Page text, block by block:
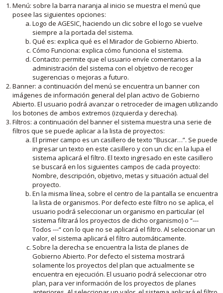
Menú: sobre la barra naranja al inicio se muestra el menú que
posee las siguientes opciones:
Logo de AGESIC, haciendo un clic sobre el logo se vuelve
siempre a la portada del sistema.
Qué es: explica qué es el Mirador de Gobierno Abierto.
Cómo Funciona: explica cómo funciona el sistema.
Contacto: permite que el usuario envíe comentarios a la
administración del sistema con el objetivo de recoger
sugerencias o mejoras a futuro.
Banner: a continuación del menú se encuentra un banner con
imágenes de información general del plan activo de Gobierno
Abierto. El usuario podrá avanzar o retroceder de imagen utilizando
los botones de ambos extremos (izquierda y derecha).
Filtros: a continuación del banner el sistema muestra una serie de
filtros que se puede aplicar a la lista de proyectos:
El primer campo es un casillero de texto “Buscar…”. Se puede
ingresar un texto en este casillero y con un clic en la lupa el
sistema aplicará el filtro. El texto ingresado en este casillero
se buscará en los siguientes campos de cada proyecto:
Nombre, descripción, objetivo, metas y situación actual del
proyecto.
En la misma línea, sobre el centro de la pantalla se encuentra
la lista de organismos. Por defecto este filtro no se aplica, el
usuario podrá seleccionar un organismo en particular (el
sistema filtrará los proyectos de dicho organismo) o “---
Todos ---“ con lo que no se aplicará el filtro. Al seleccionar un
valor, el sistema aplicará el filtro automáticamente.
Sobre la derecha se encuentra la lista de planes de
Gobierno Abierto. Por defecto el sistema mostrará
solamente los proyectos del plan que actualmente se
encuentra en ejecución. El usuario podrá seleccionar otro
plan, para ver información de los proyectos de planes